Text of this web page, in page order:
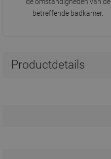
betreffende badkamer.
Productdetails